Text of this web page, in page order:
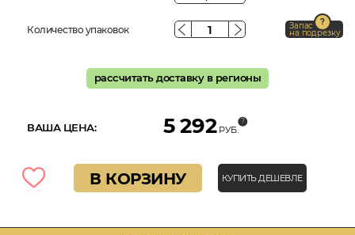
Количество упаковок Запас
на подрезку
рассчитать доставку в регионы
ВАША ЦЕНА: 5 292 РУБ.
В КОРЗИНУ КУПИТЬ ДЕШЕВЛЕ